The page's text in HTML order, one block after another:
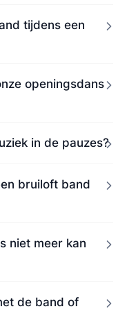
tijdens een
openingsdans
in de pauzes?
bruiloft band
niet meer kan
de band of